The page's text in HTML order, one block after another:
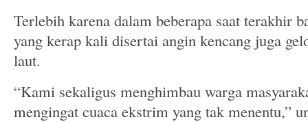
Terlebih karena dalam beberapa saat terakhir
yang kerap kali disertai angin kencang juga
laut.
“Kami sekaligus menghimbau warga
mengingat cuaca ekstrim yang tak menentu,”